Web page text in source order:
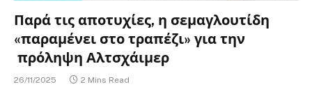
Παρά τις αποτυχίες, η σεμαγλουτίδη
«παραμένει στο τραπέζι» για την
πρόληψη Αλτσχάιμερ
26/11/2025 2 Mins Read